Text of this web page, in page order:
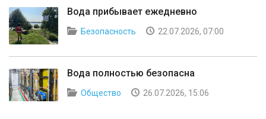
Вода прибывает ежедневно
Безопасность 22.07.2026, 07:00
Вода полностью безопасна
Общество 26.07.2026, 15:06